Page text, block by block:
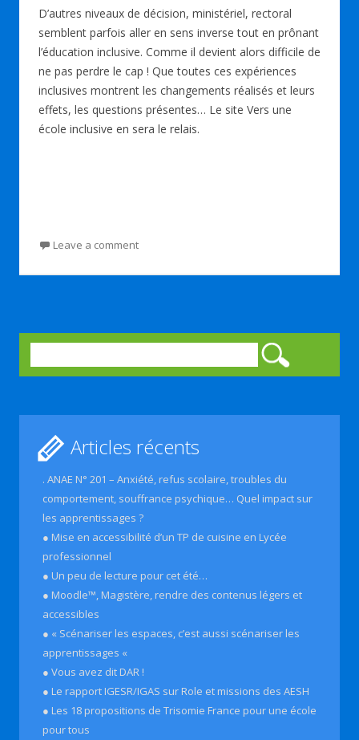
D’autres niveaux de décision, ministériel, rectoral
semblent parfois aller en sens inverse tout en prônant
l’éducation inclusive. Comme il devient alors difficile de
ne pas perdre le cap ! Que toutes ces expériences
inclusives montrent les changements réalisés et leurs
effets, les questions présentes… Le site Vers une
école inclusive en sera le relais.
Leave a comment
Articles récents
. ANAE N° 201 – Anxiété, refus scolaire, troubles du
comportement, souffrance psychique… Quel impact sur
les apprentissages ?
● Mise en accessibilité d’un TP de cuisine en Lycée
professionnel
● Un peu de lecture pour cet été…
● Moodle™, Magistère, rendre des contenus légers et
accessibles
● « Scénariser les espaces, c’est aussi scénariser les
apprentissages «
● Vous avez dit DAR !
● Le rapport IGESR/IGAS sur Role et missions des AESH
● Les 18 propositions de Trisomie France pour une école
pour tous